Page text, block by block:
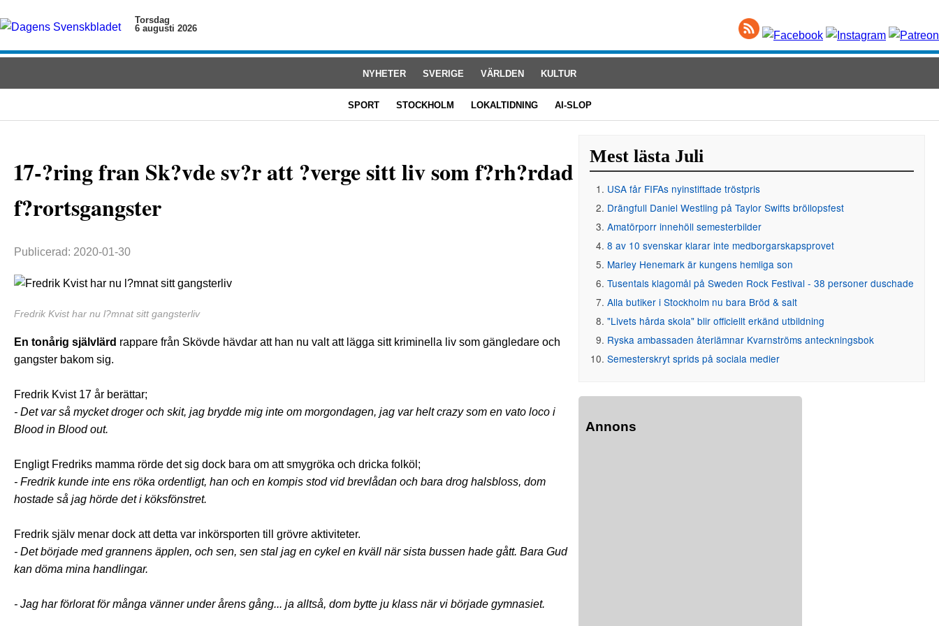
Torsdag
6 augusti 2026
NYHETER SVERIGE VÄRLDEN KULTUR
SPORT STOCKHOLM LOKALTIDNING AI-SLOP
17-?ring fran Sk?vde sv?r att ?verge sitt liv som f?rh?rdad
f?rortsgangster
Publicerad: 2020-01-30
Fredrik Kvist har nu l?mnat sitt gangsterliv
En tonårig självlärd rappare från Skövde hävdar att han nu valt att lägga sitt kriminella liv som gängledare och
gangster bakom sig.
Fredrik Kvist 17 år berättar;
- Det var så mycket droger och skit, jag brydde mig inte om morgondagen, jag var helt crazy som en vato loco i
Blood in Blood out.
Engligt Fredriks mamma rörde det sig dock bara om att smygröka och dricka folköl;
- Fredrik kunde inte ens röka ordentligt, han och en kompis stod vid brevlådan och bara drog halsbloss, dom
hostade så jag hörde det i köksfönstret.
Fredrik själv menar dock att detta var inkörsporten till grövre aktiviteter.
- Det började med grannens äpplen, och sen, sen stal jag en cykel en kväll när sista bussen hade gått. Bara Gud
kan döma mina handlingar.
- Jag har förlorat för många vänner under årens gång... ja alltså, dom bytte ju klass när vi började gymnasiet.
Mest lästa Juli
USA får FIFAs nyinstiftade tröstpris
Drängfull Daniel Westling på Taylor Swifts bröllopsfest
Amatörporr innehöll semesterbilder
8 av 10 svenskar klarar inte medborgarskapsprovet
Marley Henemark är kungens hemliga son
Tusentals klagomål på Sweden Rock Festival - 38 personer duschade
Alla butiker i Stockholm nu bara Bröd & salt
"Livets hårda skola" blir officiellt erkänd utbildning
Ryska ambassaden återlämnar Kvarnströms anteckningsbok
Semesterskryt sprids på sociala medier
Annons